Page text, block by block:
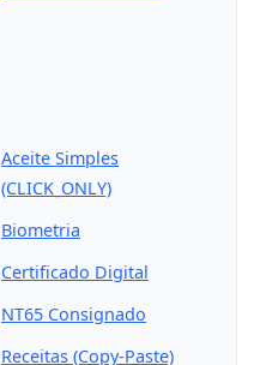
Aceite Simples
(CLICK_ONLY)
Biometria
Certificado Digital
NT65 Consignado
Receitas (Copy-Paste)